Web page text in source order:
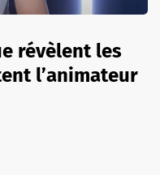
révèlent les
l’animateur